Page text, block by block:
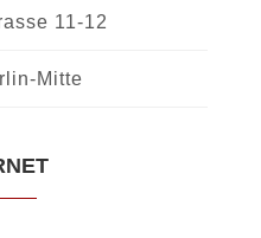
11-12
Mitte